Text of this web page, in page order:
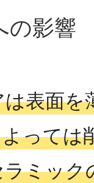
の影響
表面を
っては
ミック